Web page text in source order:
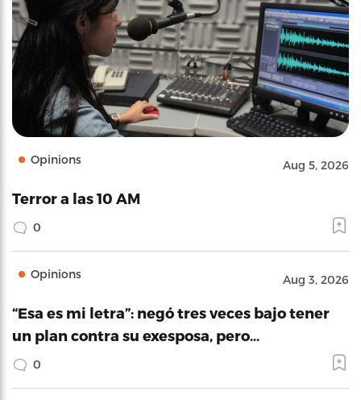
Opinions Aug 5, 2026
Terror a las 10 AM
0
Opinions Aug 3, 2026
“Esa es mi letra”: negó tres veces bajo tener
un plan contra su exesposa, pero…
0